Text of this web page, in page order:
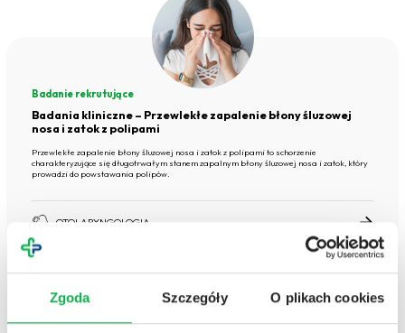
Zgoda Szczegóły O plikach cookies
Badanie rekrutujące
Badania kliniczne – Przewlekłe zapalenie błony śluzowej
nosa i zatok z polipami
Przewlekłe zapalenie błony śluzowej nosa i zatok z polipami to schorzenie
charakteryzujące się długotrwałym stanem zapalnym błony śluzowej nosa i zatok, który
prowadzi do powstawania polipów.
OTOLARYNGOLOGIA